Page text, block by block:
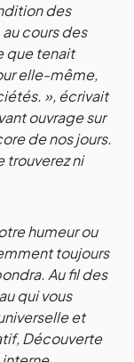
des
cours des
que tenait
elle-même,
», écrivait
ouvrage sur
de nos jours.
trouverez ni
humeur ou
toujours
Au fil des
qui vous
et
Découverte